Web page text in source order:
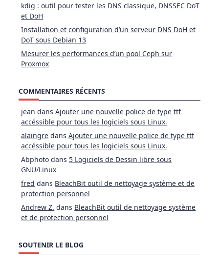
kdig : outil pour tester les DNS classique, DNSSEC DoT
et DoH
Installation et configuration d’un serveur DNS DoH et
DoT sous Debian 13
Mesurer les performances d’un pool Ceph sur
Proxmox
COMMENTAIRES RÉCENTS
jean dansAjouter une nouvelle police de type ttf
accéssible pour tous les logiciels sous Linux.
alaingre dansAjouter une nouvelle police de type ttf
accéssible pour tous les logiciels sous Linux.
Abphoto dans 5 Logiciels de Dessin libre sous
GNU/Linux
fred dans BleachBit outil de nettoyage système et de
protection personnel
Andrew Z. dans BleachBit outil de nettoyage système
et de protection personnel
SOUTENIR LE BLOG